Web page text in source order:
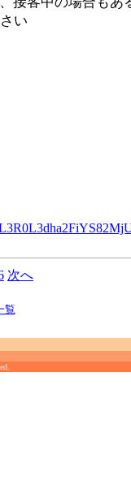
い
次へ
覧